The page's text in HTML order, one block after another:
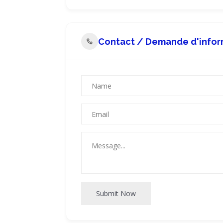
Contact / Demande
Submit Now